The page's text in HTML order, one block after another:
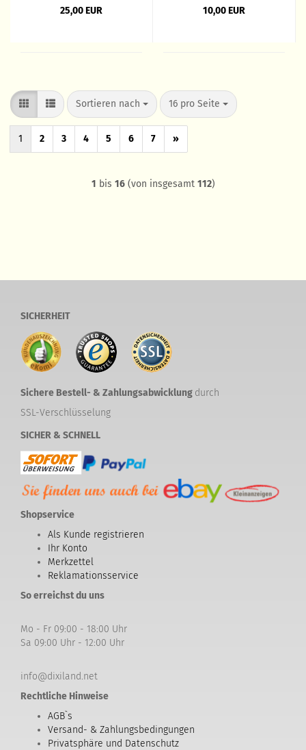
25,00 EUR 10,00 EUR
Sortieren nach
Sortieren nach 16 pro Seite
pro Seite
1 2 3 4 5 6 7 »
1 bis 16(von insgesamt 112)
SICHERHEIT
Sichere Bestell- & Zahlungsabwicklung durch
SSL-Verschlüsselung
SICHER & SCHNELL
Shopservice
Als Kunde registrieren
Ihr Konto
Merkzettel
Reklamationsservice
So erreichst du uns
Mo - Fr 09:00 - 18:00 Uhr
Sa 09:00 Uhr - 12:00 Uhr
info@dixiland.net
Rechtliche Hinweise
AGB`s
Versand- & Zahlungsbedingungen
Privatsphäre und Datenschutz